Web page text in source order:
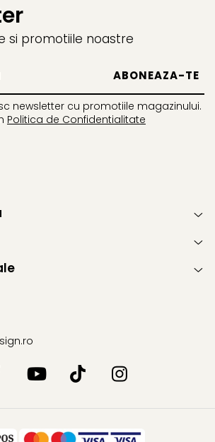
si promotiile noastre
newsletter cu promotiile magazinului.
Politica de Confidentialitate